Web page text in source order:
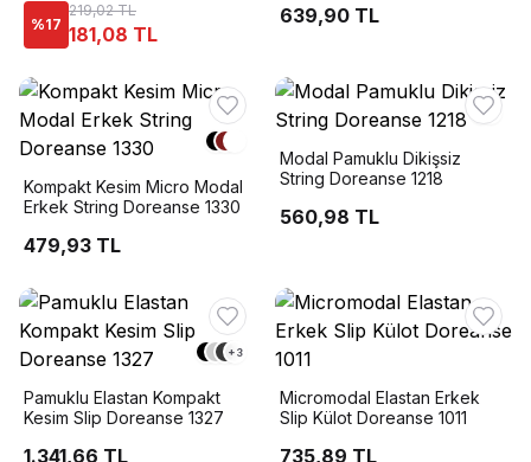
%17
219,02 TL
181,08 TL
639,90 TL
Kompakt Kesim Micro Modal
Erkek String Doreanse 1330
479,93 TL
Modal Pamuklu Dikişsiz
String Doreanse 1218
560,98 TL
+3
Pamuklu Elastan Kompakt
Kesim Slip Doreanse 1327
1.341,66 TL
Micromodal Elastan Erkek
Slip Külot Doreanse 1011
735,89 TL